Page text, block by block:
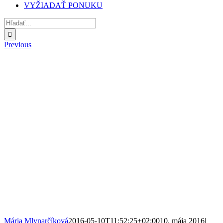
VYŽIADAŤ PONUKU
Hľadať:
Previous
Mária Mlynarčíková2016-05-10T11:52:25+02:0010. mája 2016|